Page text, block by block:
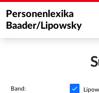
Personenlexika
Baader/Lipowsky
Band: